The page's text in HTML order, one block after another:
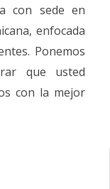
con sede en
enfocada
Ponemos
que usted
con la mejor